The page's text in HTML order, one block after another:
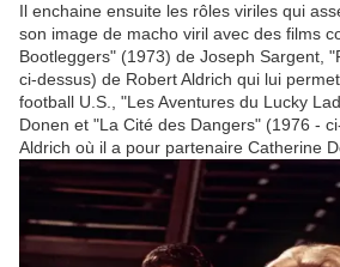
Il enchaine ensuite les rôles viriles qui
son image de macho viril avec des films
Bootleggers" (1973) de Joseph Sargent,
ci-dessus) de Robert Aldrich qui lui
football U.S., "Les Aventures du Lucky
Donen et "La Cité des Dangers" (1976 -
Aldrich où il a pour partenaire Catherine